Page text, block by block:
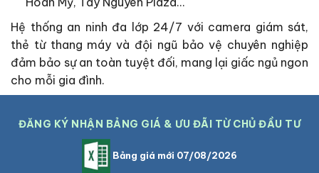
Hệ thống an ninh đa lớp 24/7 với camera giám sát,
thẻ từ thang máy và đội ngũ bảo vệ chuyên nghiệp
đảm bảo sự an toàn tuyệt đối, mang lại giấc ngủ ngon
cho mỗi gia đình.
ĐĂNG KÝ NHẬN BẢNG GIÁ & ƯU ĐÃI TỪ CHỦ ĐẦU TƯ
Bảng giá mới 07/08/2026